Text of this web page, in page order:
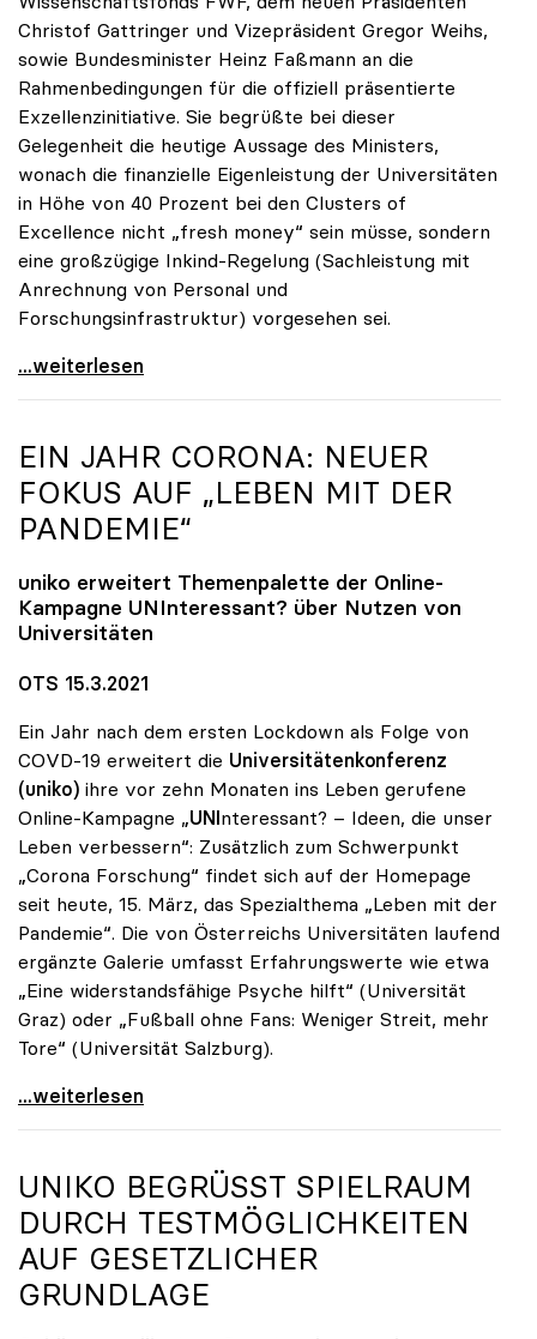
Christof Gattringer und Vizepräsident Gregor Weihs,
sowie Bundesminister Heinz Faßmann an die
Rahmenbedingungen für die offiziell präsentierte
Exzellenzinitiative. Sie begrüßte bei dieser
Gelegenheit die heutige Aussage des Ministers,
wonach die finanzielle Eigenleistung der Universitäten
in Höhe von 40 Prozent bei den Clusters of
Excellence nicht „fresh money“ sein müsse, sondern
eine großzügige Inkind-Regelung (Sachleistung mit
Anrechnung von Personal und
Forschungsinfrastruktur) vorgesehen sei.
Seidler zur Exzellenzinitiative: Erfolg hängt von
...weiterlesen
EIN JAHR CORONA: NEUER
FOKUS AUF „LEBEN MIT DER
PANDEMIE“
uniko erweitert Themenpalette der Online-
Kampagne UNInteressant? über Nutzen von
Universitäten
OTS 15.3.2021
Ein Jahr nach dem ersten Lockdown als Folge von
COVD-19 erweitert die Universitätenkonferenz
(uniko) ihre vor zehn Monaten ins Leben gerufene
Online-Kampagne „UNInteressant? – Ideen, die unser
Leben verbessern“: Zusätzlich zum Schwerpunkt
„Corona Forschung“ findet sich auf der Homepage
seit heute, 15. März, das Spezialthema „Leben mit der
Pandemie“. Die von Österreichs Universitäten laufend
ergänzte Galerie umfasst Erfahrungswerte wie etwa
„Eine widerstandsfähige Psyche hilft“ (Universität
Graz) oder „Fußball ohne Fans: Weniger Streit, mehr
Tore“ (Universität Salzburg).
Ein Jahr Corona: Neuer Fokus auf „Leben mit der
...weiterlesen
UNIKO BEGRÜSST SPIELRAUM D
URCH TESTMÖGLICHKEITEN A
UF GESETZLICHER G
RUNDLAGE